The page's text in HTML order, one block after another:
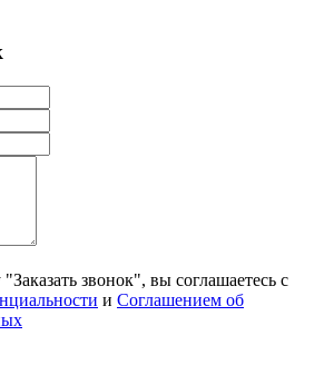
звонок", вы соглашаетесь с
и Соглашением об